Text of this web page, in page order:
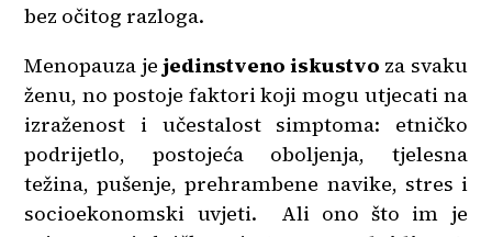
bez očitog razloga.
Menopauza je jedinstveno iskustvo za svaku
ženu, no postoje faktori koji mogu utjecati na
izraženost i učestalost simptoma: etničko
podrijetlo, postojeća oboljenja, tjelesna
težina, pušenje, prehrambene navike, stres i
socioekonomski uvjeti. Ali ono što im je